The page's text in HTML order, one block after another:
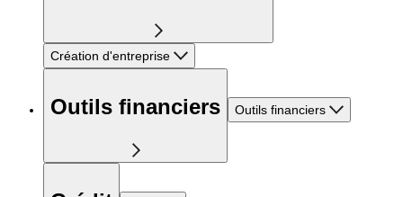
Création d'entreprise
Outils financiers Outils financiers